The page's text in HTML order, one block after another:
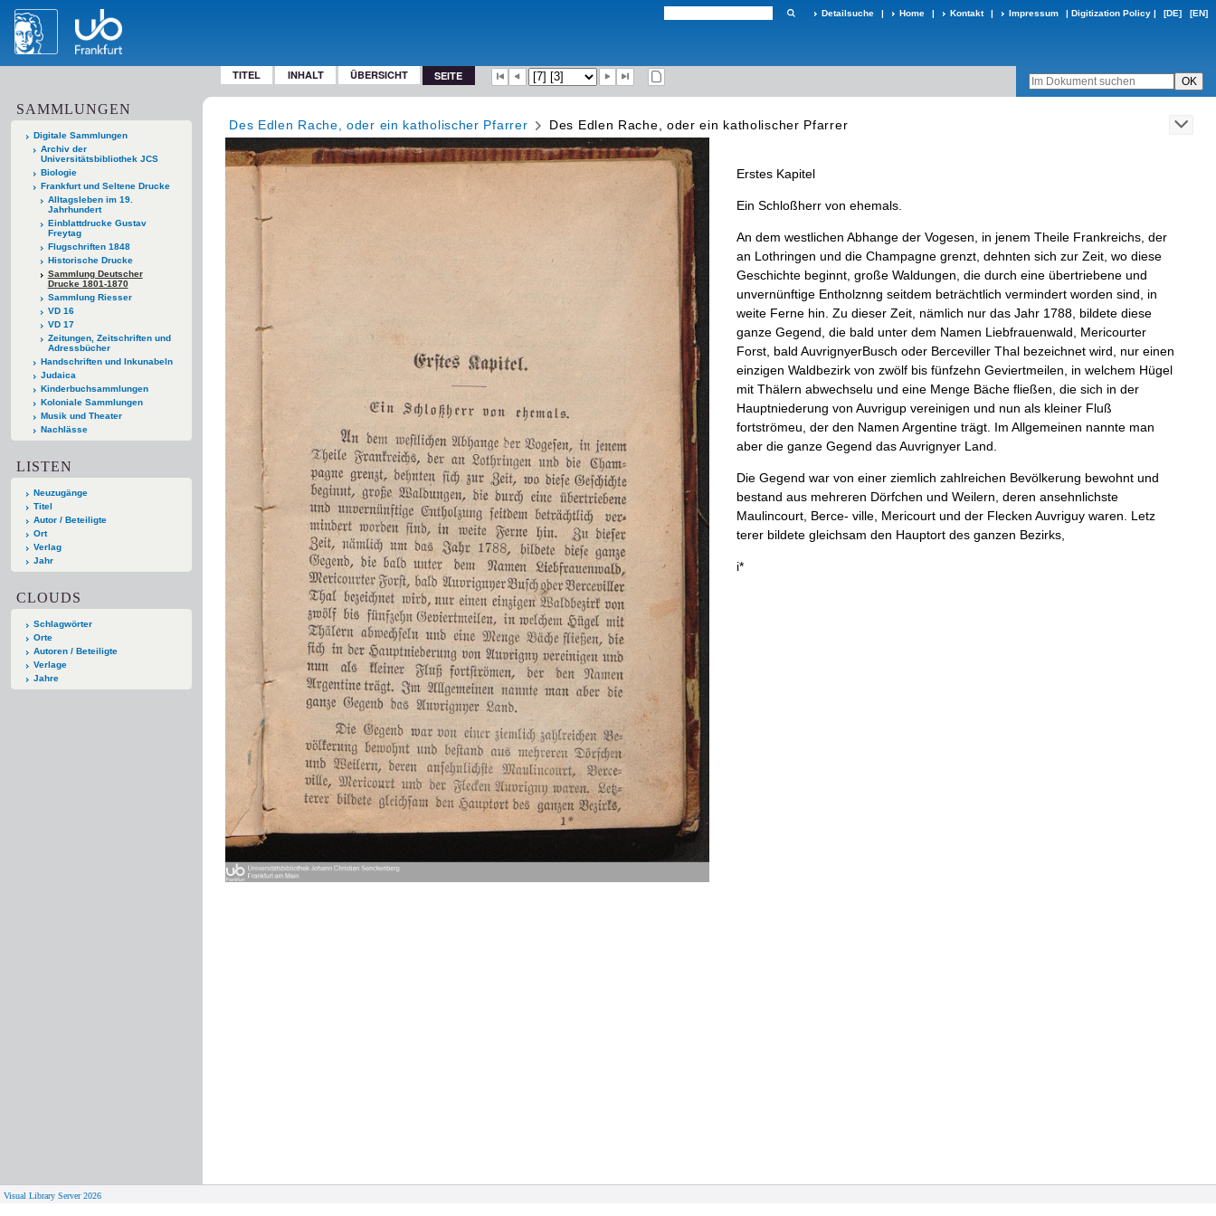
Detailsuche | Home | Kontakt | Impressum | Digitization Policy | [DE] [EN]
TITEL INHALT ÜBERSICHT SEITE
SAMMLUNGEN
Digitale Sammlungen
Archiv der
Universitätsbibliothek JCS
Biologie
Frankfurt und Seltene Drucke
Alltagsleben im 19.
Jahrhundert
Einblattdrucke Gustav
Freytag
Flugschriften 1848
Historische Drucke
Sammlung Deutscher
Drucke 1801-1870
Sammlung Riesser
VD 16
VD 17
Zeitungen, Zeitschriften und
Adressbücher
Handschriften und Inkunabeln
Judaica
Kinderbuchsammlungen
Koloniale Sammlungen
Musik und Theater
Nachlässe
LISTEN
Neuzugänge
Titel
Autor / Beteiligte
Ort
Verlag
Jahr
CLOUDS
Schlagwörter
Orte
Autoren / Beteiligte
Verlage
Jahre
Des Edlen Rache, oder ein katholischer Pfarrer Des Edlen Rache, oder ein katholischer Pfarrer
Erstes Kapitel
Ein Schloßherr von ehemals
An dem westlichen Abhange der Vogesen in jenem Theile Frankreichs der
an Lothringen und die Cham­pagne grenzt dehnten sich zur Zeit wo diese
Geschichte beginnt große Waldungen die durch eine übertriebene und
unvernünftige Entholznng seitdem beträchtlich ver­mindert worden sind
in
weite Ferne hin Zu dieser Zeit nämlich nur das Jahr 1788 bildete diese
ganze Gegend die bald unter dem Namen Liebfrauenwald
Mericourter
Forst bald AuvrignyerBusch oder Berceviller Thal bezeichnet wird nur einen
einzigen Waldbezirk von zwölf bis fünfzehn Geviertmeilen in welchem Hügel
mit Thälern abwechselu und eine Menge Bäche fließen die sich in der
Hauptniederung von Auvrigup vereinigen und nun als kleiner Fluß
fortströmeu der den Namen Argentine trägt Im Allgemeinen nannte man
aber die ganze Gegend dasAuvrignyer Land
Die Gegend war von einer ziemlich zahlreichen Be­völkerung bewohnt und
bestand aus mehreren Dörfchen und Weilern deren ansehnlichste
Maulincourt Berce- ville Mericourt und der Flecken Auvriguy waren
Letz­
terer bildete gleichsam den Hauptort des ganzen Bezirks
i*
Visual Library Server 2026